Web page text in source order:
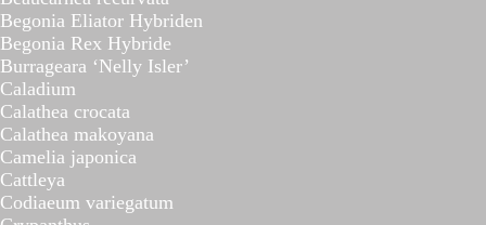
Begonia Eliator Hybriden
Begonia Rex Hybride
Burrageara ‘Nelly Isler’
Caladium
Calathea crocata
Calathea makoyana
Camelia japonica
Cattleya
Codiaeum variegatum